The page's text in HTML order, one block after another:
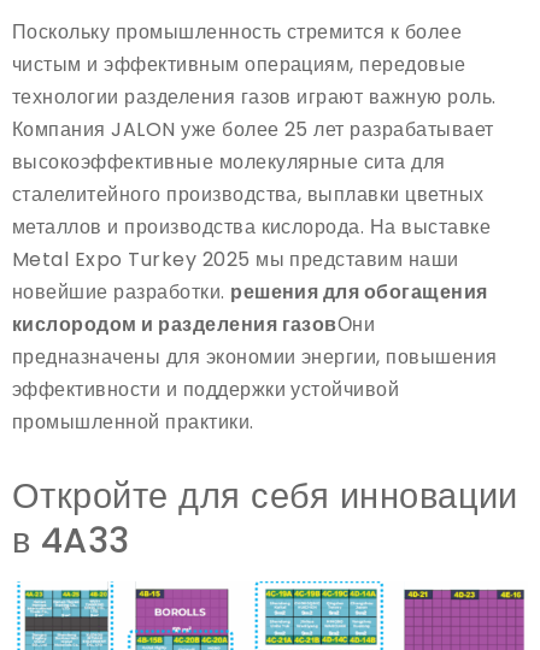
Поскольку промышленность стремится к более
чистым и эффективным операциям, передовые
технологии разделения газов играют важную роль.
Компания JALON уже более 25 лет разрабатывает
высокоэффективные молекулярные сита для
сталелитейного производства, выплавки цветных
металлов и производства кислорода. На выставке
Metal Expo Turkey 2025 мы представим наши
новейшие разработки. решения для обогащения
кислородом и разделения газовОни
предназначены для экономии энергии, повышения
эффективности и поддержки устойчивой
промышленной практики.
Откройте для себя инновации
в 4A33